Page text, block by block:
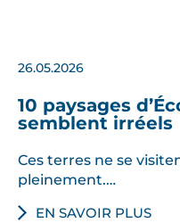
26.05.2026
10 paysages
semblent irréels
Ces terres ne se
pleinement.…
EN SAVOIR PLUS